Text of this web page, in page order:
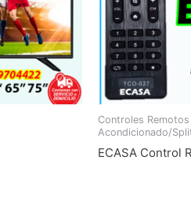
Controles
Acondicionado/
ECASA Control